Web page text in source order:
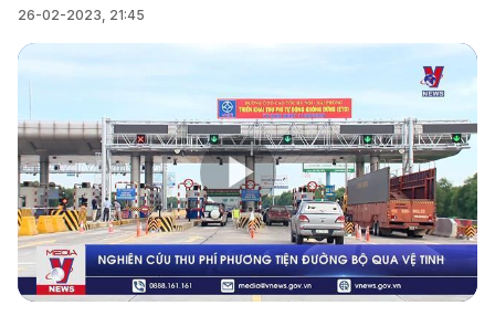
26-02-2023, 21:45
Play
Video